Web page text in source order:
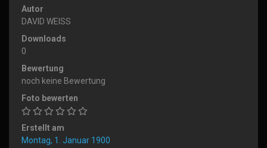
Autor
DAVID WEISS
Downloads
0
Bewertung
noch keine Bewertung
Foto bewerten
Erstellt am
Montag, 1. Januar 1900